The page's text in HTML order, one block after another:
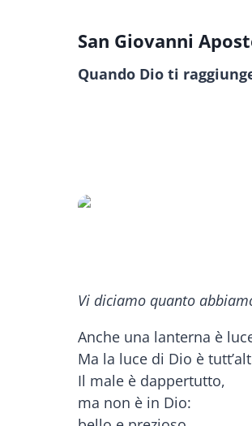
San Giovanni
Quando Dio ti
Vi diciamo quanto
Anche una lanterna è
Ma la luce di Dio è
Il male è dappertutto,
ma non è in Dio: